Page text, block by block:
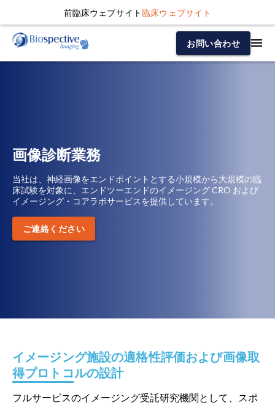
前臨床ウェブサイト臨床ウェブサイト
お問い合わせ
画像診断業務
当社は、神経画像をエンドポイントとする小規模から大規模の臨
床試験を対象に、エンドツーエンドのイメージング CRO および
イメージング・コアラボサービスを提供しています。
ご連絡ください
イメージング施設の適格性評価および画像取
得プロトコルの設計
フルサービスのイメージング受託研究機関として、スポ